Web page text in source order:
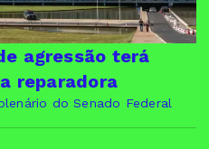
agressão terá
reparadora
do Senado Federal